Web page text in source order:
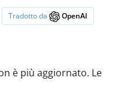
Tradotto da OpenAI
è più aggiornato. Le